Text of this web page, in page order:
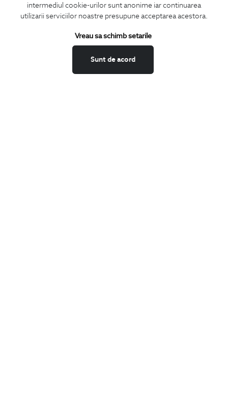
intermediul cookie-urilor sunt anonime iar continuarea
utilizarii serviciilor noastre presupune acceptarea acestora.
Sunt de acord
Vreau sa schimb setarile
Termeni si conditii
Schimburi si retur
Securitatea datelor
ANPC